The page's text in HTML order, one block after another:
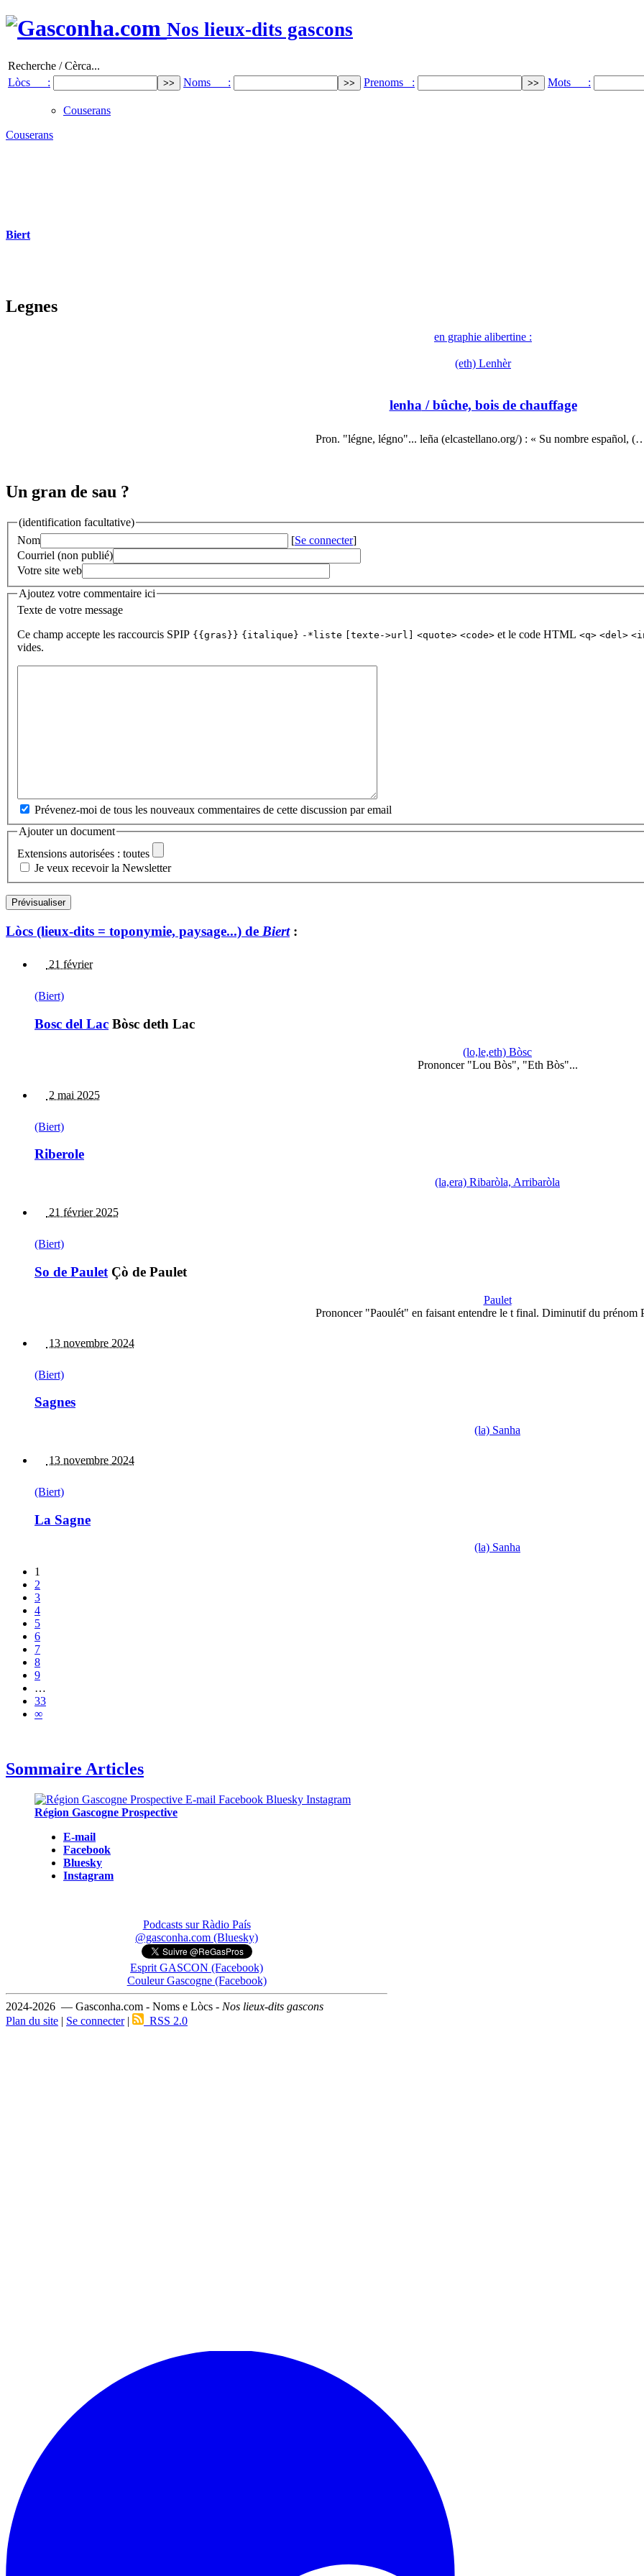
Nos lieux-dits gascons
Recherche / Cèrca...
Lòcs :
Noms : Prenoms : Mots :
Couserans
Couserans
Biert
Legnes
en graphie alibertine :
(eth) Lenhèr
lenha / bûche, bois de chauffage
Pron. "légne, légno"... leña (elcastellano.org/) : « Su nombre español,
Un gran de sau ?
(identification facultative)
Nom
[Se connecter]
Courriel (non publié)
Votre site web
Ajoutez votre commentaire ici
Texte de votre message
Ce champ accepte les raccourcis SPIP {{gras}} {italique} -*liste [texte->url] <quote> <code> et le code HTML <q> <del>
vides.
Prévenez-moi de tous les nouveaux commentaires de cette discussion par email
Ajouter un document
Extensions autorisées : toutes
Je veux recevoir la Newsletter
Lòcs (lieux-dits = toponymie, paysage...) de Biert:
21 février
(Biert)
Bosc del Lac Bòsc deth Lac
(lo,le,eth) Bòsc
Prononcer "Lou Bòs", "Eth Bòs"...
2 mai 2025
(Biert)
Riberole
(la,era) Ribaròla, Arribaròla
21 février 2025
(Biert)
So de Paulet Çò de Paulet
Paulet
Prononcer "Paoulét" en faisant entendre le t final. Diminutif du
13 novembre 2024
(Biert)
Sagnes
(la) Sanha
13 novembre 2024
(Biert)
La Sagne
(la) Sanha
1
2
3
4
5
6
7
8
9
…
33
∞
Sommaire Articles
Région Gascogne Prospective
E-mail
Facebook
Bluesky
Instagram
Podcasts sur Ràdio País
@gasconha.com (Bluesky)
Esprit GASCON (Facebook)
Couleur Gascogne (Facebook)
2024-2026 — Gasconha.com - Noms e Lòcs - Nos lieux-dits gascons
Plan du site | Se connecter| RSS 2.0